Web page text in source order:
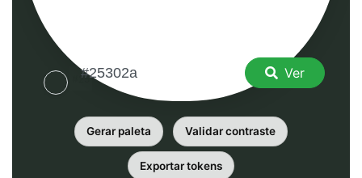
Ver
Gerar paleta Validar contraste
Exportar tokens